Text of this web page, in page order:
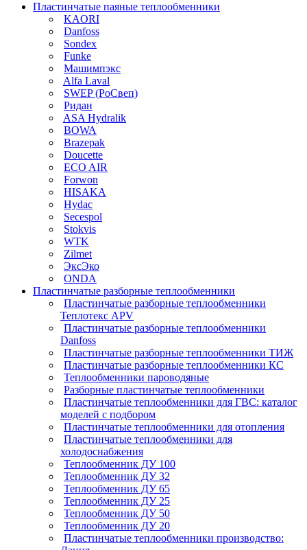
Пластинчатые паяные теплообменники
KAORI
Danfoss
Sondex
Funke
Машимпэкс
Alfa Laval
SWEP (РоСвеп)
Ридан
ASA Hydralik
BOWA
Brazepak
Doucette
ECO AIR
Forwon
HISAKA
Hydac
Secespol
Stokvis
WTK
Zilmet
ЭксЭко
ONDA
Пластинчатые разборные теплообменники
Пластинчатые разборные теплообменники
Теплотекс APV
Пластинчатые разборные теплообменники
Danfoss
Пластинчатые разборные теплообменники ТИЖ
Пластинчатые разборные теплообменники КC
Теплообменники пароводяные
Разборные пластинчатые теплообменники
Пластинчатые теплообменники для ГВС: каталог
моделей с подбором
Пластинчатые теплообменники для отопления
Пластинчатые теплообменники для
холодоснабжения
Теплообменник ДУ 100
Теплообменник ДУ 32
Теплообменник ДУ 65
Теплообменник ДУ 25
Теплообменник ДУ 50
Теплообменник ДУ 20
Пластинчатые теплообменники производство: